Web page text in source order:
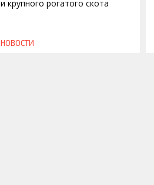
и крупного рогатого скота
НОВОСТИ